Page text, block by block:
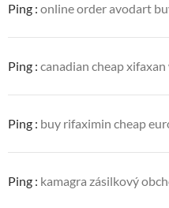
Ping : online order avodart
Ping : canadian cheap
Ping : buy rifaximin cheap
Ping : kamagra zásilkový